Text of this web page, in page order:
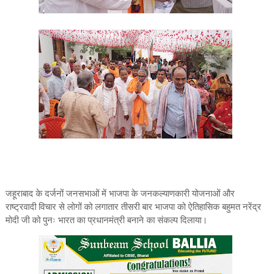
जहूराबाद के दर्जनों जनसभाओं में भाजपा के जनकल्याणकारी योजनाओं और
राष्ट्रवादी विचार से लोगों को लगातार तीसरी बार भाजपा को ऐतिहासिक बहुमत नरेंद्र
मोदी जी को पुनः भारत का प्रधानमंत्री बनाने का संकल्प दिलाया।